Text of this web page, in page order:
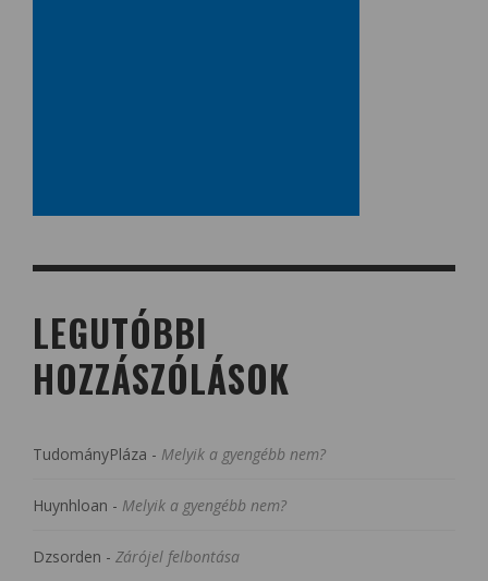
LEGUTÓBBI
HOZZÁSZÓLÁSOK
TudományPláza - Melyik a gyengébb nem?
Huynhloan - Melyik a gyengébb nem?
Dzsorden - Zárójel felbontása